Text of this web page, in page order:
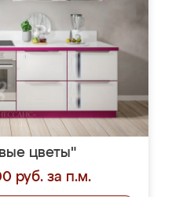
цветы"
руб. за п.м.